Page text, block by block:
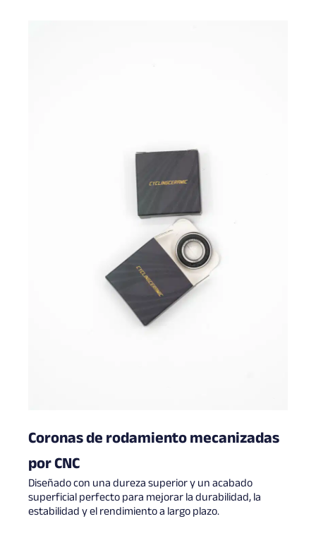
Coronas de rodamiento mecanizadas
por CNC
Diseñado con una dureza superior y un acabado
superficial perfecto para mejorar la durabilidad, la
estabilidad y el rendimiento a largo plazo.